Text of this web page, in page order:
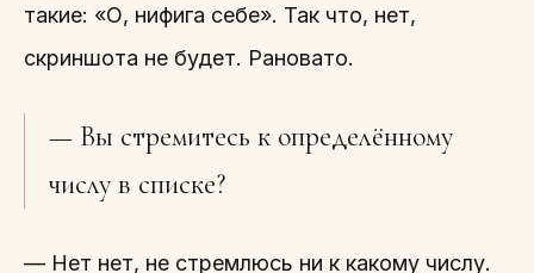
такие: «О, нифига себе». Так что, нет,
скриншота не будет. Рановато.
— Вы стремитесь к определённому
числу в списке?
— Нет нет, не стремлюсь ни к какому числу.